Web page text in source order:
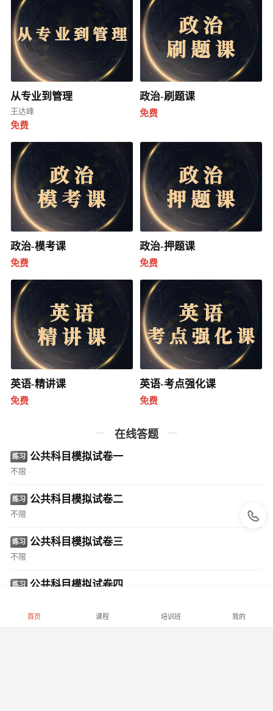
从专业到管理
王达峰
免费
政治-刷题课
免费
政治-模考课
免费
政治-押题课
免费
英语-精讲课
免费
英语-考点强化课
免费
在线答题
练习 公共科目模拟试卷一
不限
练习 公共科目模拟试卷二
不限
练习 公共科目模拟试卷三
不限
练习 公共科目模拟试卷四
首页 课程 培训班 我的